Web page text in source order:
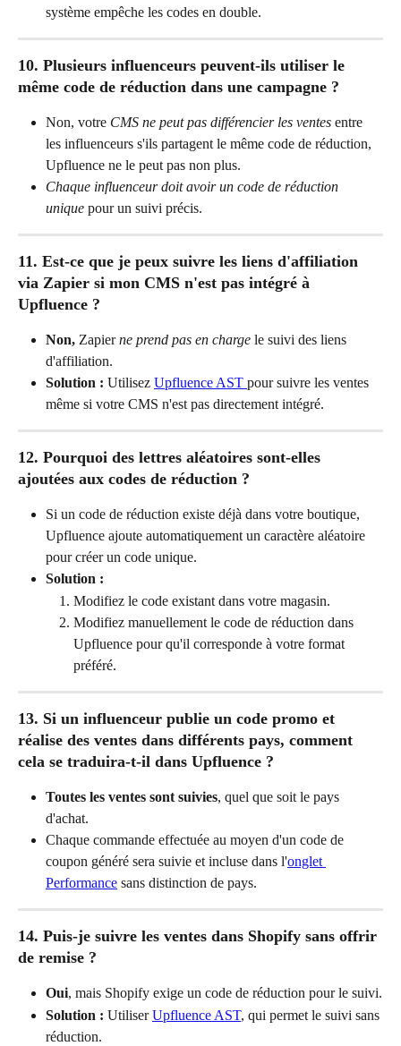
système empêche les codes en double.
10. Plusieurs influenceurs peuvent-ils utiliser le
même code de réduction dans une campagne ?
Non, votre CMS ne peut pas différencier les ventes entre
les influenceurs s'ils partagent le même code de réduction,
Upfluence ne le peut pas non plus.
Chaque influenceur doit avoir un code de réduction
unique pour un suivi précis.
11. Est-ce que je peux suivre les liens d'affiliation
via Zapier si mon CMS n'est pas intégré à
Upfluence ?
Non, Zapier ne prend pas en charge le suivi des liens
d'affiliation.
Solution : Utilisez Upfluence AST pour suivre les ventes
même si votre CMS n'est pas directement intégré.
12. Pourquoi des lettres aléatoires sont-elles
ajoutées aux codes de réduction ?
Si un code de réduction existe déjà dans votre boutique,
Upfluence ajoute automatiquement un caractère aléatoire
pour créer un code unique.
Solution :
Modifiez le code existant dans votre magasin.
Modifiez manuellement le code de réduction dans
Upfluence pour qu'il corresponde à votre format
préféré.
13. Si un influenceur publie un code promo et
réalise des ventes dans différents pays, comment
cela se traduira-t-il dans Upfluence ?
Toutes les ventes sont suivies, quel que soit le pays
d'achat.
Chaque commande effectuée au moyen d'un code de
coupon généré sera suivie et incluse dans l'onglet
Performance sans distinction de pays.
14. Puis-je suivre les ventes dans Shopify sans offrir
de remise ?
Oui, mais Shopify exige un code de réduction pour le suivi.
Solution : Utiliser Upfluence AST, qui permet le suivi sans
réduction.